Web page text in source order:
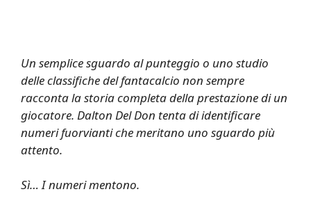
Un semplice sguardo al punteggio o uno studio
delle classifiche del fantacalcio non sempre
racconta la storia completa della prestazione di un
giocatore. Dalton Del Don tenta di identificare
numeri fuorvianti che meritano uno sguardo più
attento.
Sì… I numeri mentono.